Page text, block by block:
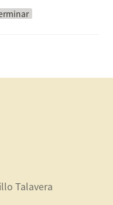
Talavera